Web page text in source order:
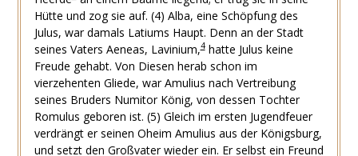
Hütte und zog sie auf. (4) Alba, eine Schöpfung des
Julus, war damals Latiums Haupt. Denn an der Stadt
seines Vaters Aeneas, Lavinium,4hatte Julus keine
Freude gehabt. Von Diesen herab schon im
vierzehenten Gliede, war Amulius nach Vertreibung
seines Bruders Numitor König, von dessen Tochter
Romulus geboren ist. (5) Gleich im ersten Jugendfeuer
verdrängt er seinen Oheim Amulius aus der Königsburg,
und setzt den Großvater wieder ein. Er selbst ein Freund